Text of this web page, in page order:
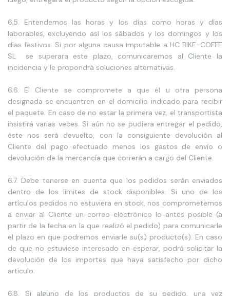
6.5. Entendemos las horas y los días como horas y días
laborables, excluyendo así los sábados y los domingos y los
días festivos. Si por alguna causa imputable a HC BIKE-COFFE
SL se superara este plazo, comunicaremos al Cliente la
incidencia y le propondrá soluciones alternativas.
6.6. El Cliente se compromete a que él u otra persona
designada se encuentren en el domicilio indicado para recibir
el paquete. En caso de no estar la primera vez, el transportista
insistirá varias veces. Si aún no se pudiera entregar el pedido,
éste nos será devuelto, con la consiguiente devolución al
Cliente del pago efectuado menos los gastos de envío o
devolución de la mercancía que correrán a cargo del Cliente.
6.7. Debe tenerse en cuenta que los pedidos serán enviados
dentro de los límites de stock disponibles. Si uno de los
artículos pedidos no estuviera en stock, nos comprometemos
a enviar al Cliente un correo electrónico lo antes posible (a
partir de la fecha en la que realizó el pedido) para comunicarle
el plazo en que podremos enviarle su(s) producto(s). En caso
de que no estuviese interesado en esperar, podrá solicitar la
devolución de los importes que haya satisfecho por dicho
artículo.
6.8. Si alguno de los productos de su pedido, una vez